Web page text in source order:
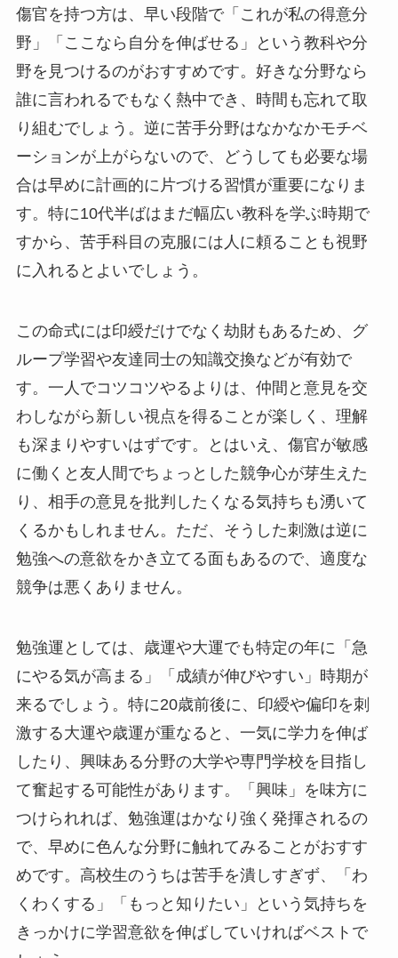
傷官を持つ方は、早い段階で「これが私の得意分
野」「ここなら自分を伸ばせる」という教科や分
野を見つけるのがおすすめです。好きな分野なら
誰に言われるでもなく熱中でき、時間も忘れて取
り組むでしょう。逆に苦手分野はなかなかモチベ
ーションが上がらないので、どうしても必要な場
合は早めに計画的に片づける習慣が重要になりま
す。特に10代半ばはまだ幅広い教科を学ぶ時期で
すから、苦手科目の克服には人に頼ることも視野
に入れるとよいでしょう。
この命式には印綬だけでなく劫財もあるため、グ
ループ学習や友達同士の知識交換などが有効で
す。一人でコツコツやるよりは、仲間と意見を交
わしながら新しい視点を得ることが楽しく、理解
も深まりやすいはずです。とはいえ、傷官が敏感
に働くと友人間でちょっとした競争心が芽生えた
り、相手の意見を批判したくなる気持ちも湧いて
くるかもしれません。ただ、そうした刺激は逆に
勉強への意欲をかき立てる面もあるので、適度な
競争は悪くありません。
勉強運としては、歳運や大運でも特定の年に「急
にやる気が高まる」「成績が伸びやすい」時期が
来るでしょう。特に20歳前後に、印綬や偏印を刺
激する大運や歳運が重なると、一気に学力を伸ば
したり、興味ある分野の大学や専門学校を目指し
て奮起する可能性があります。「興味」を味方に
つけられれば、勉強運はかなり強く発揮されるの
で、早めに色んな分野に触れてみることがおすす
めです。高校生のうちは苦手を潰しすぎず、「わ
くわくする」「もっと知りたい」という気持ちを
きっかけに学習意欲を伸ばしていければベストで